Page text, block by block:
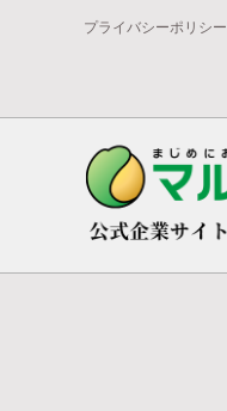
プライバシーポリシー